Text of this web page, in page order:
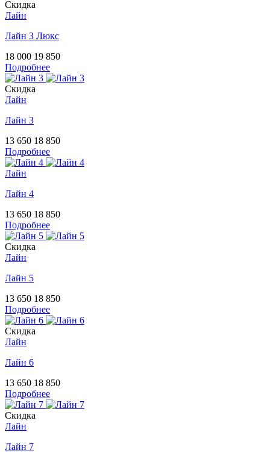
Скидка
Лайн
Лайн 3 Люкс
18 000 19 850
Подробнее
Скидка
Лайн
Лайн 3
13 650 18 850
Подробнее
Лайн
Лайн 4
13 650 18 850
Подробнее
Скидка
Лайн
Лайн 5
13 650 18 850
Подробнее
Скидка
Лайн
Лайн 6
13 650 18 850
Подробнее
Скидка
Лайн
Лайн 7